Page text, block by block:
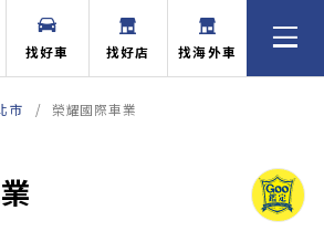
找好車 找好店 找海外車
市 榮耀國際車業